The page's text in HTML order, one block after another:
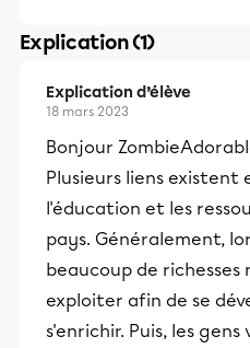
Explication (1)
Explication d’élève
18 mars 2023
Bonjour
Plusieurs liens existent
l'éducation et les
pays. Généralement,
beaucoup de
exploiter afin de se
s'enrichir. Puis, les